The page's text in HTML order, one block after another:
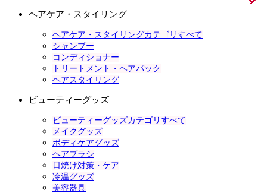
ヘアケア・スタイリング
ヘアケア・スタイリングカテゴリすべて
シャンプー
コンディショナー
トリートメント・ヘアパック
ヘアスタイリング
ビューティーグッズ
ビューティーグッズカテゴリすべて
メイクグッズ
ボディケアグッズ
ヘアブラシ
日焼け対策・ケア
冷温グッズ
美容器具